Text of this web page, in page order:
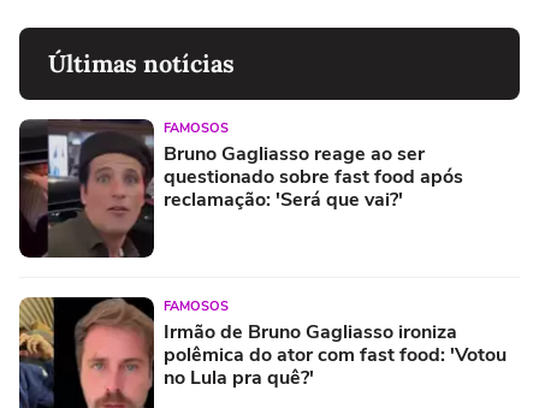
Últimas notícias
FAMOSOS
Bruno Gagliasso reage ao ser
questionado sobre fast food após
reclamação: 'Será que vai?'
FAMOSOS
Irmão de Bruno Gagliasso ironiza
polêmica do ator com fast food: 'Votou
no Lula pra quê?'